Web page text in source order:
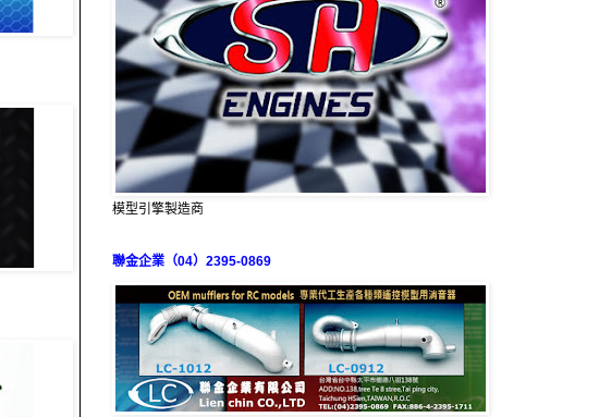
模型引擎製造商
聯金企業（04）2395-0869